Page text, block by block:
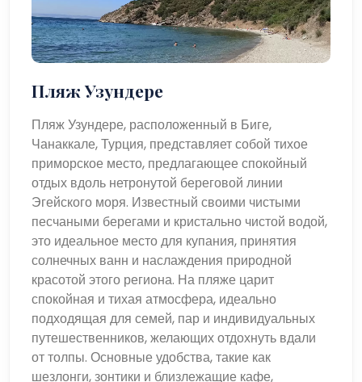
Пляж Узундере
Пляж Узундере, расположенный в Биге,
Чанаккале, Турция, представляет собой тихое
приморское место, предлагающее спокойный
отдых вдоль нетронутой береговой линии
Эгейского моря. Известный своими чистыми
песчаными берегами и кристально чистой водой,
это идеальное место для купания, принятия
солнечных ванн и наслаждения природной
красотой этого региона. На пляже царит
спокойная и тихая атмосфера, идеально
подходящая для семей, пар и индивидуальных
путешественников, желающих отдохнуть вдали
от толпы. Основные удобства, такие как
шезлонги, зонтики и близлежащие кафе,